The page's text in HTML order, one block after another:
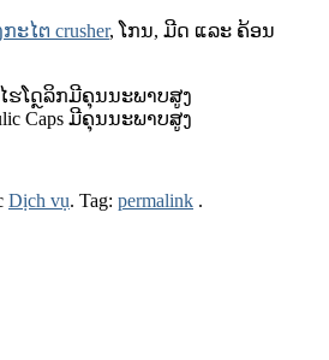
ະໄຕ crusher, ໂກນ, ມີດ ແລະ ຄ້ອນ
Caps ມີຄຸນນະພາບສູງ
Dịch vụ. Tag: permalink .